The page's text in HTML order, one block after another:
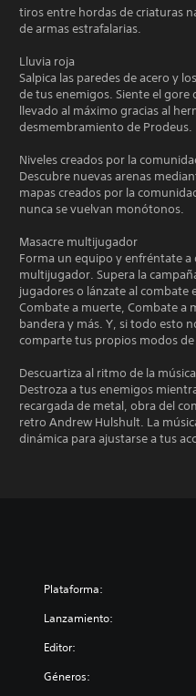
tiros entre hordas de criaturas
de armas estrafalarias.
Lluvia roja
Salpica las paredes de acero y
de tus enemigos. Siente el gore
llevado al máximo gracias al
desmembramiento de Prodeus.
Niveles creados por la
Descubre nuevas arenas
mapas creados por la
nunca se vuelvan monótonos.
Masacre multijugador
Forma un equipo y enfréntate
multijugador. Supera la
jugadores o lánzate al combate
Combate a muerte, Combate a
bandera y más. Y, si todo esto
comparte tus propios modos
Descuartiza al ritmo de la música
Destroza a tus enemigos
recargada de metal, obra del
retro Andrew Hulshult. La
dinámica para ajustarse a tus
Plataforma:
Lanzamiento:
Editor:
Géneros: